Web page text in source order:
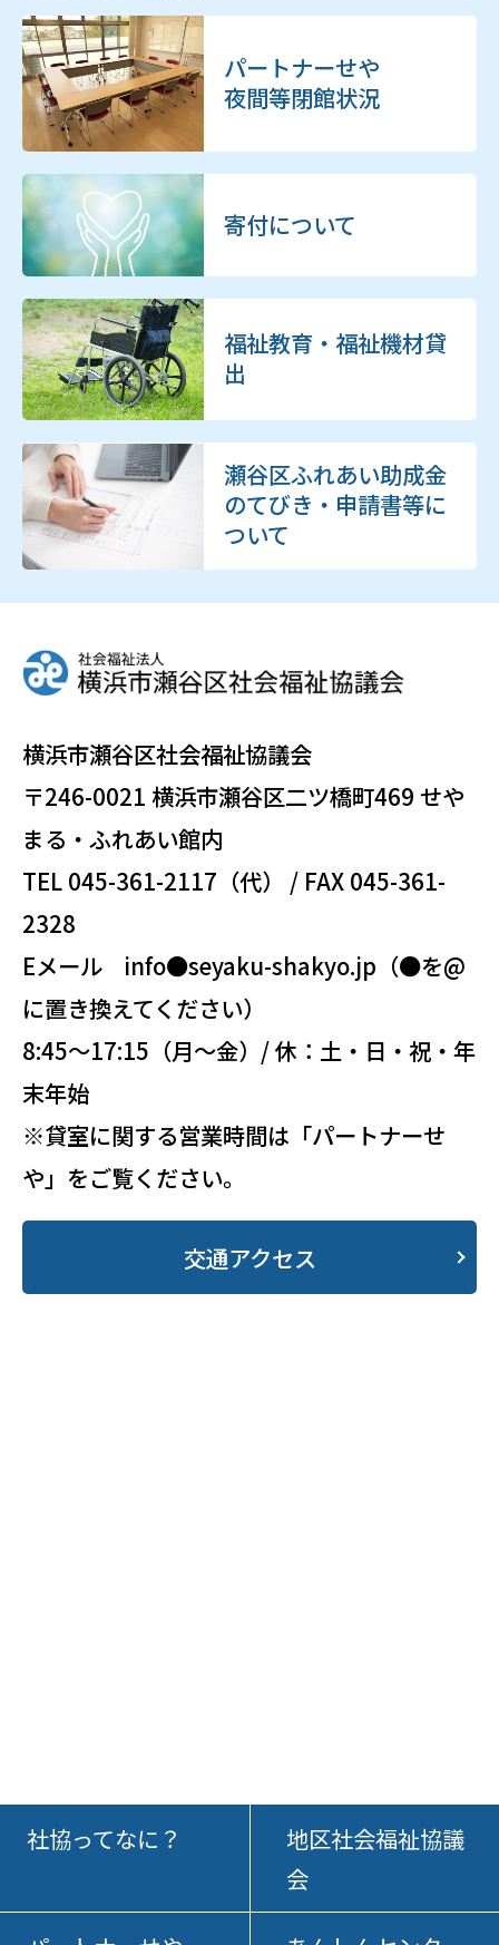
パートナーせや
夜間等閉館状況
寄付について
福祉教育・福祉機材貸
出
瀬谷区ふれあい助成金
のてびき・申請書等に
ついて
横浜市瀬谷区社会福祉協議会
〒246-0021 横浜市瀬谷区二ツ橋町469 せや
まる・ふれあい館内
TEL 045-361-2117（代） / FAX 045-361-
2328
Eメール info●seyaku-shakyo.jp（●を@
に置き換えてください）
8:45～17:15（月～金）/ 休：土・日・祝・年
末年始
※貸室に関する営業時間は「パートナーせ
や」をご覧ください。
交通アクセス
社協ってなに？
地区社会福祉協議
会